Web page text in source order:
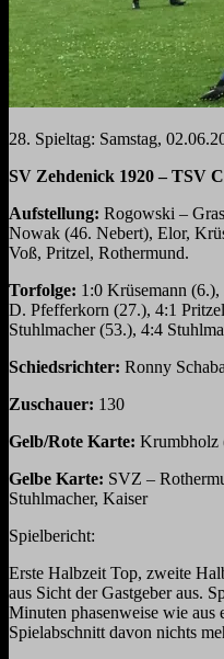
28. Spieltag: Samstag,
SV Zehdenick 1920 – TSV
Aufstellung: Rogowski –
Nowak (46. Nebert), Elor,
Voß, Pritzel, Rothermund.
Torfolge: 1:0 Krüsemann
D. Pfefferkorn (27.), 4:1
Stuhlmacher (53.), 4:4
Schiedsrichter: Ronny
Zuschauer: 130
Gelb/Rote Karte: Krumbholz
Gelbe Karte: SVZ –
Stuhlmacher, Kaiser
Spielbericht:
Erste Halbzeit Top, zweite
aus Sicht der Gastgeber aus.
Minuten phasenweise wie aus
Spielabschnitt davon nichts